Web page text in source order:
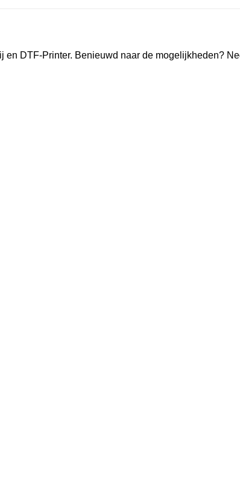
DTF-Printer. Benieuwd naar de mogelijkheden?